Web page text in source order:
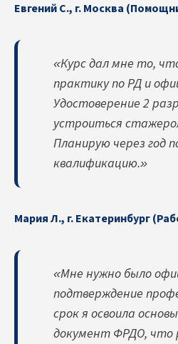
Евгений С., г. Москва
«Курс дал мне то,
практику по РД и
Удостоверение 2
устроиться
Планирую через год
квалификацию.»
Мария Л., г. Екатеринбург
«Мне нужно было
подтверждение
срок я освоила
документ ФРДО, что